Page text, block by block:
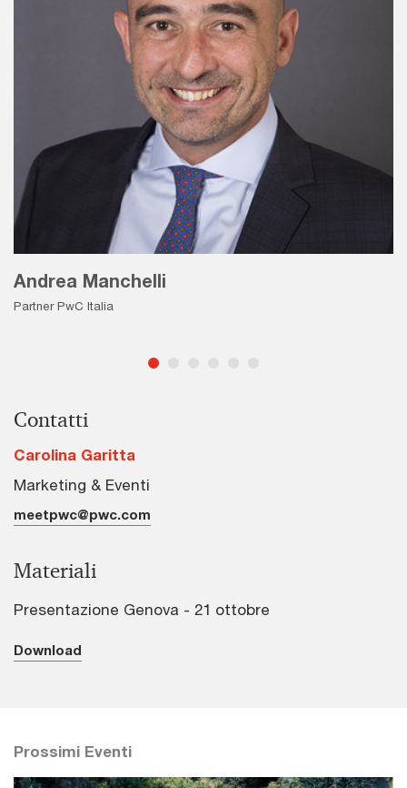
Andrea Manchelli
Partner PwC Italia
Contatti
Carolina Garitta
Marketing & Eventi
meetpwc@pwc.com
Materiali
Presentazione Genova - 21 ottobre
Download
Prossimi Eventi